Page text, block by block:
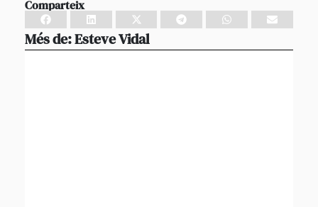
Comparteix
Més de:Esteve Vidal